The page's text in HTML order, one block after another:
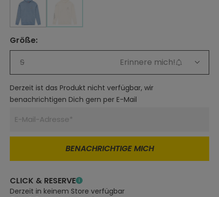
hellblau
Größe
auswählen
:
S
Erinnere mich!
Derzeit ist das Produkt nicht verfügbar, wir
benachrichtigen Dich gern per E-Mail
BENACHRICHTIGE MICH
CLICK & RESERVE
Derzeit in keinem Store verfügbar